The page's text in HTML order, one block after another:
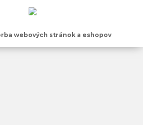
webových stránok a eshopov